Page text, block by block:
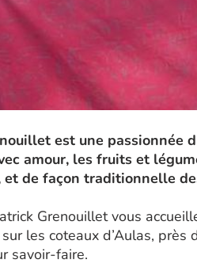
est une passionnée
amour, les fruits et
et de façon traditionnelle
Grenouillet vous
les coteaux d’Aulas,
savoir-faire.